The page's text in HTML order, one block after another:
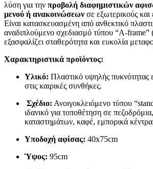
λύση για την προβολή διαφημιστικών
μενού ή ανακοινώσεων σε εξωτερικούς
Είναι κατασκευασμένη από ανθεκτικό
αναδιπλούμενο σχεδιασμό τύπου “A-
εξασφαλίζει σταθερότητα και ευκολία
Χαρακτηριστικά προϊόντος:
Υλικό: Πλαστικό υψηλής πυκνότητας
στις καιρικές συνθήκες.
Σχέδιο: Ανοιγοκλειόμενο τύπου
ιδανικό για τοποθέτηση σε
καταστημάτων, καφέ, εμπορικά
Υποδοχή αφίσας: 40x75cm
Ύψος: 95cm